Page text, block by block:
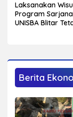
Laksanakan
Program Sarjana
UNISBA Blitar
Berita